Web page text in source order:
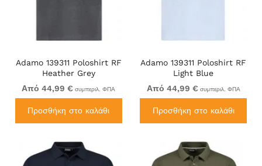
Adamo 139311 Poloshirt RF
Heather Grey
Από 44,99 € συμπεριλ. ΦΠΑ
Προσθήκη στο καλάθι
Adamo 139311 Poloshirt RF
Light Blue
Από 44,99 € συμπεριλ. ΦΠΑ
Προσθήκη στο καλάθι